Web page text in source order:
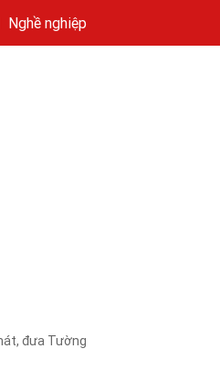
Nghề nghiệp
đưa Tường